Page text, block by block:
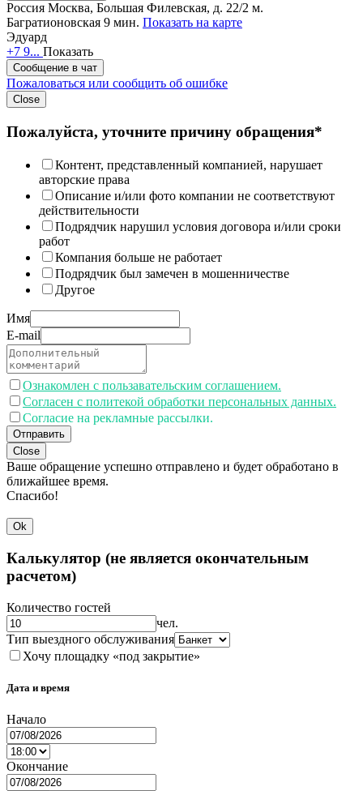
Россия Москва, Большая Филевская, д. 22/2 м.
Багратионовская 9 мин. Показать на карте
Эдуард
+7 9... Показать
Сообщение в чат
Пожаловаться или сообщить об ошибке
Close
Пожалуйста, уточните причину обращения*
Контент, представленный компанией, нарушает
авторские права
Описание и/или фото компании не соответствуют
действительности
Подрядчик нарушил условия договора и/или сроки
работ
Компания больше не работает
Подрядчик был замечен в мошенничестве
Другое
Имя
E-mail
Ознакомлен с пользавательским соглашением.
Согласен с политекой обработки персональных данных.
Согласие на рекламные рассылки.
Отправить
Close
Ваше обращение успешно отправлено и будет обработано в
ближайшее время.
Спасибо!
Ok
Калькулятор (не является окончательным
расчетом)
Количество гостей
чел.
Тип выездного обслуживания
Хочу площадку «под закрытие»
Дата и время
Начало
Окончание